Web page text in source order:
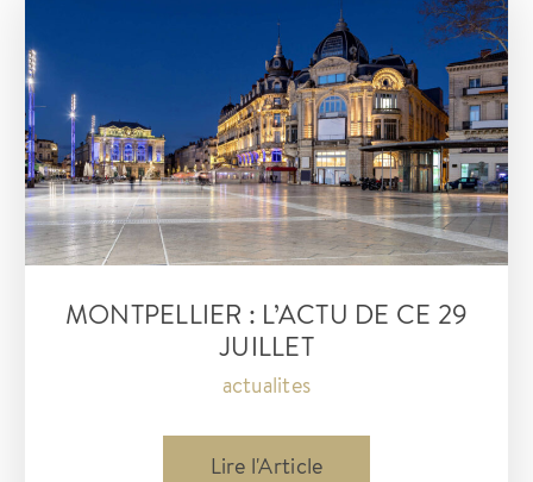
MONTPELLIER : L’ACTU DE CE 29
JUILLET
actualites
Montpellier
Lire l'Article